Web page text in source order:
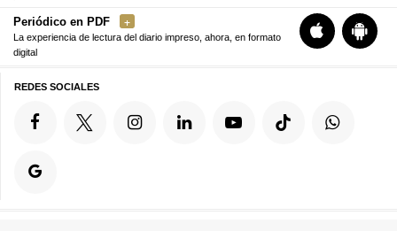
Periódico en PDF
La experiencia de lectura del diario impreso, ahora, en formato
digital
REDES SOCIALES